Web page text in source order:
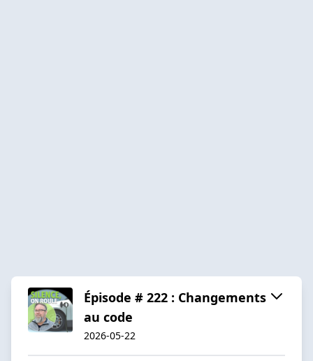
Épisode # 222 : Changements
au code
2026-05-22